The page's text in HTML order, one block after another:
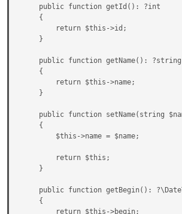
    public function getId(): ?int
    {
        return $this->id;
    }
    public function getName(): ?string
    {
        return $this->name;
    }
public function setName(string
    {
        $this->name = $name;
        return $this;
    }
public function getBegin():
    {
        return $this->begin;